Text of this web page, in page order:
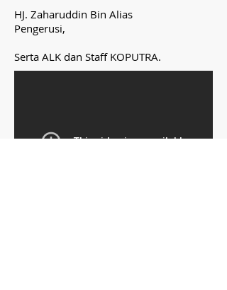
HJ. Zaharuddin Bin Alias
Pengerusi,
Serta ALK dan Staff KOPUTRA.